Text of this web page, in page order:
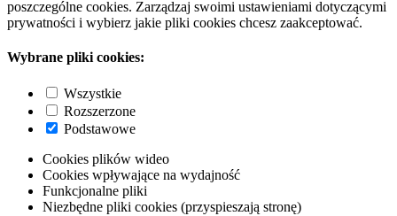
poszczególne cookies. Zarządzaj swoimi ustawieniami dotyczącymi
prywatności i wybierz jakie pliki cookies chcesz zaakceptować.
Wybrane pliki cookies:
Wszystkie
Rozszerzone
Podstawowe
Cookies plików wideo
Cookies wpływające na wydajność
Funkcjonalne pliki
Niezbędne pliki cookies (przyspieszają stronę)